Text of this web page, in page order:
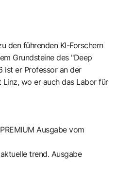
den führenden KI-Forschern
Grundsteine des "Deep
ist er Professor an der
Linz, wo er auch das Labor für
Ausgabe vom
trend. Ausgabe